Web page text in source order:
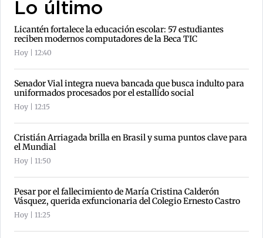
Lo último
Licantén fortalece la educación escolar: 57 estudiantes
reciben modernos computadores de la Beca TIC
Hoy | 12:40
Senador Vial integra nueva bancada que busca indulto para
uniformados procesados por el estallido social
Hoy | 12:15
Cristián Arriagada brilla en Brasil y suma puntos clave para
el Mundial
Hoy | 11:50
Pesar por el fallecimiento de María Cristina Calderón
Vásquez, querida exfuncionaria del Colegio Ernesto Castro
Hoy | 11:25